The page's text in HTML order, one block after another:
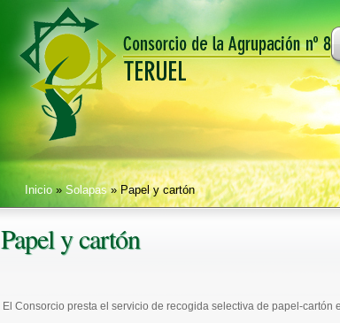
Papel y cartón
Inicio»Solapas» Papel y cartón
El Consorcio presta el servicio de recogida selectiva de papel-cartón